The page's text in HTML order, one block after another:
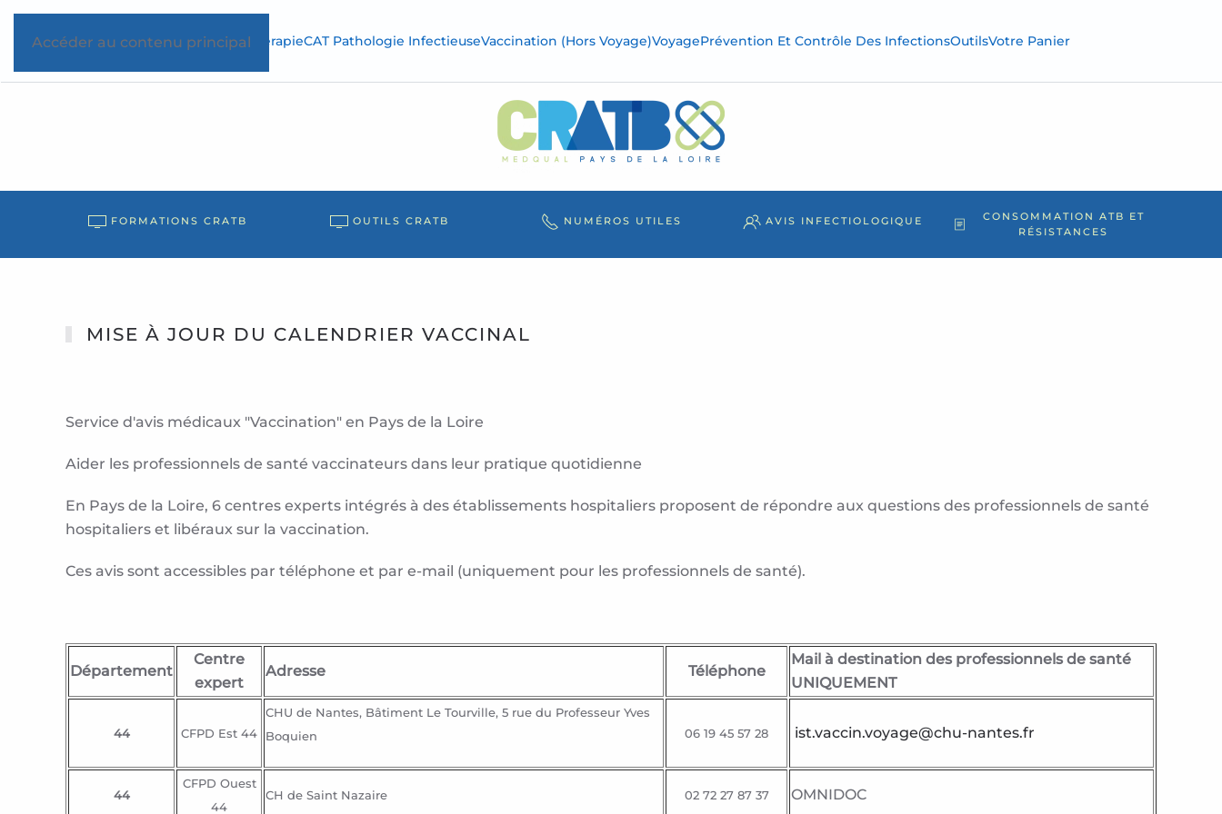
Accéder au contenu principal
AccueilAntibiothérapieCAT Pathologie InfectieuseVaccination (hors Voyage)VoyagePrévention Et Contrôle Des InfectionsOutilsVotre Panier
FORMATIONS CRATB OUTILS CRATB NUMÉROS UTILES AVIS INFECTIOLOGIQUE
CONSOMMATION ATB ET
RÉSISTANCES
MISE À JOUR DU CALENDRIER VACCINAL
Service d'avis médicaux "Vaccination" en Pays de la Loire
Aider les professionnels de santé vaccinateurs dans leur pratique quotidienne
En Pays de la Loire, 6 centres experts intégrés à des établissements hospitaliers proposent de répondre aux questions des professionnels de santé
hospitaliers et libéraux sur la vaccination.
Ces avis sont accessibles par téléphone et par e-mail (uniquement pour les professionnels de santé).
Département
Centre
expert
Adresse Téléphone
Mail à destination des professionnels de santé
UNIQUEMENT
44 CFPD Est 44
CHU de Nantes, Bâtiment Le Tourville, 5 rue du Professeur Yves
Boquien
06 19 45 57 28 ist.vaccin.voyage@chu-nantes.fr
44
CFPD Ouest
44
CH de Saint Nazaire 02 72 27 87 37 OMNIDOC